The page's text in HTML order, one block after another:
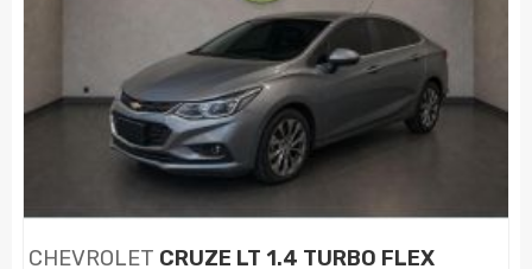
CHEVROLET CRUZE LT 1.4 TURBO FLEX